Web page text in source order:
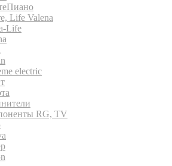
Life Valena
Life
electric
RG, TV